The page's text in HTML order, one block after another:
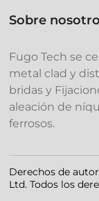
Sobre
Fugo Tech se
metal clad y
bridas y
aleación de
ferrosos.
Derechos de
Ltd. Todos los